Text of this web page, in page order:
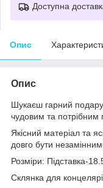
Доступна
Опис
Опис
Шукаєш гарний
чудовим та потрібним
Якісний матеріал та
довго бути
Розміри: Підставка-
Склянка для